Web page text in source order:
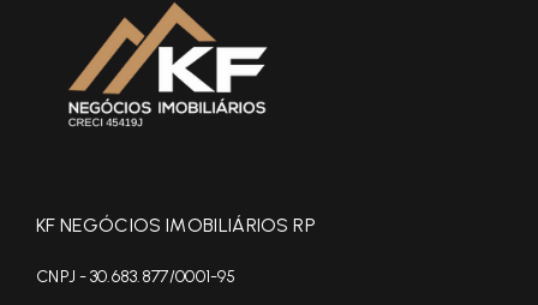
KF NEGÓCIOS IMOBILIÁRIOS RP
CNPJ - 30.683.877/0001-95